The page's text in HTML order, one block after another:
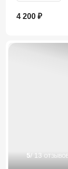
4 200 ₽
5/ 13